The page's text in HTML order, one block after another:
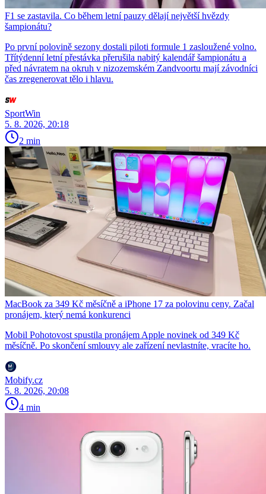
F1 se zastavila. Co během letní pauzy dělají největší hvězdy
šampionátu?
Po první polovině sezony dostali piloti formule 1 zasloužené volno.
Třítýdenní letní přestávka přerušila nabitý kalendář šampionátu a
před návratem na okruh v nizozemském Zandvoortu mají závodníci
čas zregenerovat tělo i hlavu.
SportWin
5. 8. 2026, 20:18
2 min
MacBook za 349 Kč měsíčně a iPhone 17 za polovinu ceny. Začal
pronájem, který nemá konkurenci
Mobil Pohotovost spustila pronájem Apple novinek od 349 Kč
měsíčně. Po skončení smlouvy ale zařízení nevlastníte, vracíte ho.
Mobify.cz
5. 8. 2026, 20:08
4 min